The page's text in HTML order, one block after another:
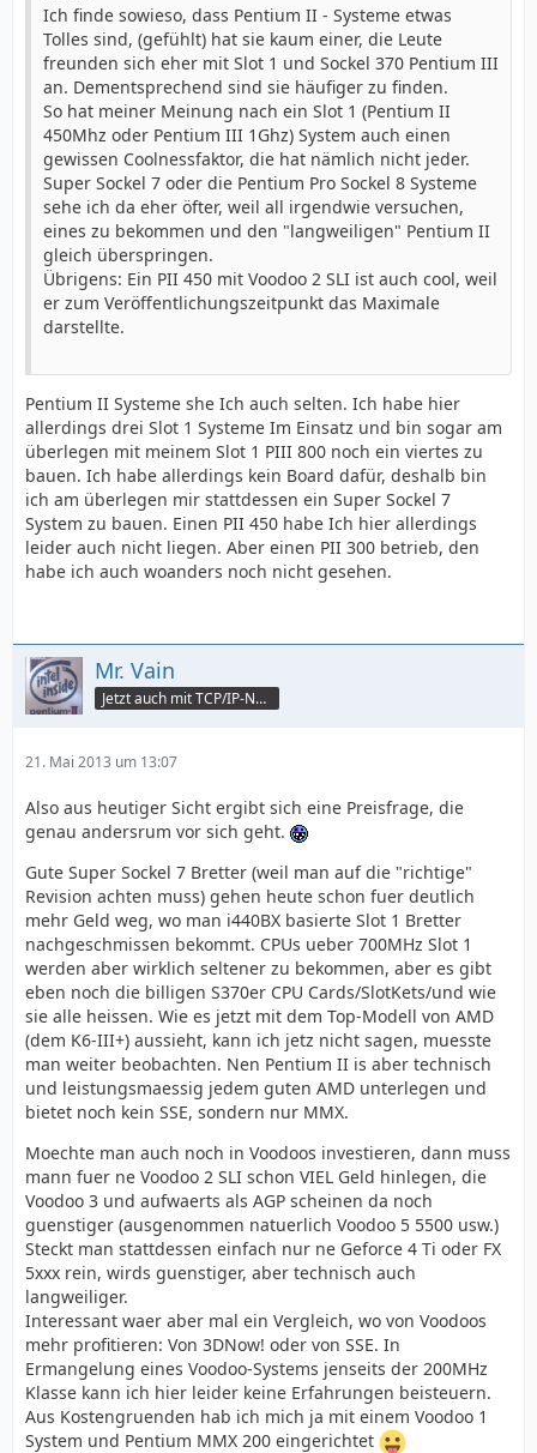
Ich finde sowieso, dass Pentium II - Systeme etwas
Tolles sind, (gefühlt) hat sie kaum einer, die Leute
freunden sich eher mit Slot 1 und Sockel 370 Pentium III
an. Dementsprechend sind sie häufiger zu finden.
So hat meiner Meinung nach ein Slot 1 (Pentium II
450Mhz oder Pentium III 1Ghz) System auch einen
gewissen Coolnessfaktor, die hat nämlich nicht jeder.
Super Sockel 7 oder die Pentium Pro Sockel 8 Systeme
sehe ich da eher öfter, weil all irgendwie versuchen,
eines zu bekommen und den "langweiligen" Pentium II
gleich überspringen.
Übrigens: Ein PII 450 mit Voodoo 2 SLI ist auch cool, weil
er zum Veröffentlichungszeitpunkt das Maximale
darstellte.
Pentium II Systeme she Ich auch selten. Ich habe hier
allerdings drei Slot 1 Systeme Im Einsatz und bin sogar am
überlegen mit meinem Slot 1 PIII 800 noch ein viertes zu
bauen. Ich habe allerdings kein Board dafür, deshalb bin
ich am überlegen mir stattdessen ein Super Sockel 7
System zu bauen. Einen PII 450 habe Ich hier allerdings
leider auch nicht liegen. Aber einen PII 300 betrieb, den
habe ich auch woanders noch nicht gesehen.
Mr. Vain
Jetzt auch mit TCP/IP-Netzwerk
21. Mai 2013 um 13:07
Also aus heutiger Sicht ergibt sich eine Preisfrage, die
genau andersrum vor sich geht.
Gute Super Sockel 7 Bretter (weil man auf die "richtige"
Revision achten muss) gehen heute schon fuer deutlich
mehr Geld weg, wo man i440BX basierte Slot 1 Bretter
nachgeschmissen bekommt. CPUs ueber 700MHz Slot 1
werden aber wirklich seltener zu bekommen, aber es gibt
eben noch die billigen S370er CPU Cards/SlotKets/und wie
sie alle heissen. Wie es jetzt mit dem Top-Modell von AMD
(dem K6-III+) aussieht, kann ich jetz nicht sagen, muesste
man weiter beobachten. Nen Pentium II is aber technisch
und leistungsmaessig jedem guten AMD unterlegen und
bietet noch kein SSE, sondern nur MMX.
Moechte man auch noch in Voodoos investieren, dann muss
mann fuer ne Voodoo 2 SLI schon VIEL Geld hinlegen, die
Voodoo 3 und aufwaerts als AGP scheinen da noch
guenstiger (ausgenommen natuerlich Voodoo 5 5500 usw.)
Steckt man stattdessen einfach nur ne Geforce 4 Ti oder FX
5xxx rein, wirds guenstiger, aber technisch auch
langweiliger.
Interessant waer aber mal ein Vergleich, wo von Voodoos
mehr profitieren: Von 3DNow! oder von SSE. In
Ermangelung eines Voodoo-Systems jenseits der 200MHz
Klasse kann ich hier leider keine Erfahrungen beisteuern.
Aus Kostengruenden hab ich mich ja mit einem Voodoo 1
System und Pentium MMX 200 eingerichtet